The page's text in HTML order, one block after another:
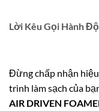
Lời Kêu Gọi Hành
Đừng chấp nhận
trình làm sạch của
AIR DRIVEN